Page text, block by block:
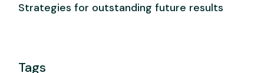
Strategies for outstanding future results
Tags